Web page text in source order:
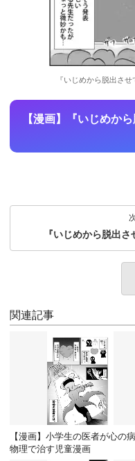
『いじめから脱出さ
【漫画】『いじめか
『いじめから脱出
関連記事
【漫画】小学生の医者が心の
物理で治す児童漫画